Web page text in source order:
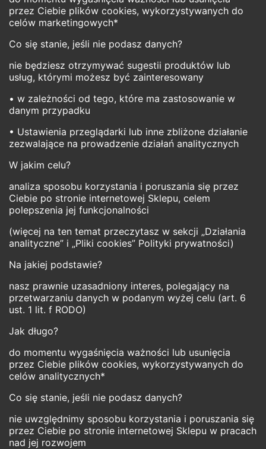
przez Ciebie plików cookies, wykorzystywanych do
celów marketingowych*
Co się stanie, jeśli nie podasz danych?
nie będziesz otrzymywać sugestii produktów lub
usług, którymi możesz być zainteresowany
• w zależności od tego, które ma zastosowanie w
danym przypadku
• Ustawienia przeglądarki lub inne zbliżone działanie
zezwalające na prowadzenie działań analitycznych
W jakim celu?
analiza sposobu korzystania i poruszania się przez
Ciebie po stronie internetowej Sklepu, celem
polepszenia jej funkcjonalności
(więcej na ten temat przeczytasz w sekcji „Działania
analityczne” i „Pliki cookies” Polityki prywatności)
Na jakiej podstawie?
nasz prawnie uzasadniony interes, polegający na
przetwarzaniu danych w podanym wyżej celu (art. 6
ust. 1 lit. f RODO)
Jak długo?
do momentu wygaśnięcia ważności lub usunięcia
przez Ciebie plików cookies, wykorzystywanych do
celów analitycznych*
Co się stanie, jeśli nie podasz danych?
nie uwzględnimy sposobu korzystania i poruszania się
przez Ciebie po stronie internetowej Sklepu w pracach
nad jej rozwojem